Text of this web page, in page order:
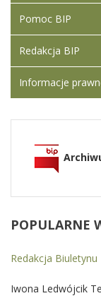
Pomoc BIP
Redakcja BIP
Informacje
POPULARNE
Redakcja
Iwona Ledwójcik